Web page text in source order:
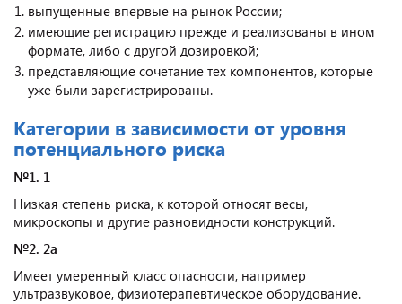
выпущенные впервые на рынок России;
имеющие регистрацию прежде и реализованы в ином
формате, либо с другой дозировкой;
представляющие сочетание тех компонентов, которые
уже были зарегистрированы.
Категории в зависимости от уровня
потенциального риска
№1. 1
Низкая степень риска, к которой относят весы,
микроскопы и другие разновидности конструкций.
№2. 2а
Имеет умеренный класс опасности, например
ультразвуковое, физиотерапевтическое оборудование.